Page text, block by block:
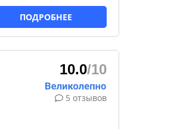
ПОДРОБНЕЕ
10.0/10
5 отзывов